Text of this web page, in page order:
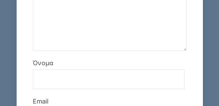
Όνομα
Email